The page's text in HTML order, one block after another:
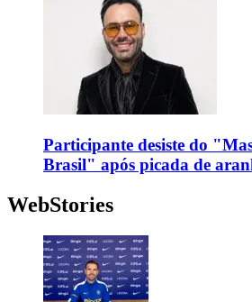
Participante desiste do
Brasil" após picada de
WebStories